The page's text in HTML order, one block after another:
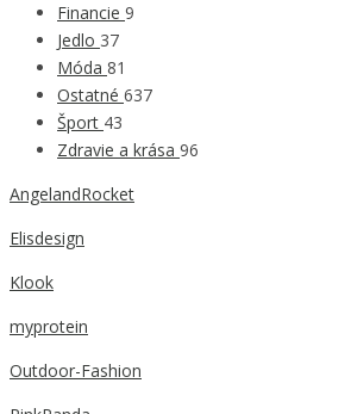
Financie 9
Jedlo 37
Móda 81
Ostatné 637
Šport 43
Zdravie a krása 96
AngelandRocket
Elisdesign
Klook
myprotein
Outdoor-Fashion